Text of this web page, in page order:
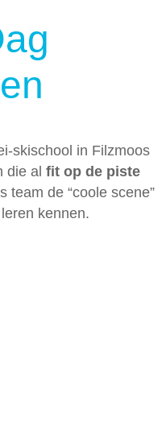
skischool in Filzmoos
die al fit op de piste
team de “coole scene”
kennen.